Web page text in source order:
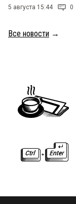
5 августа 15:44 0
Все новости →